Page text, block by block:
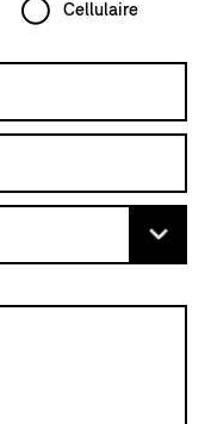
Cellulaire